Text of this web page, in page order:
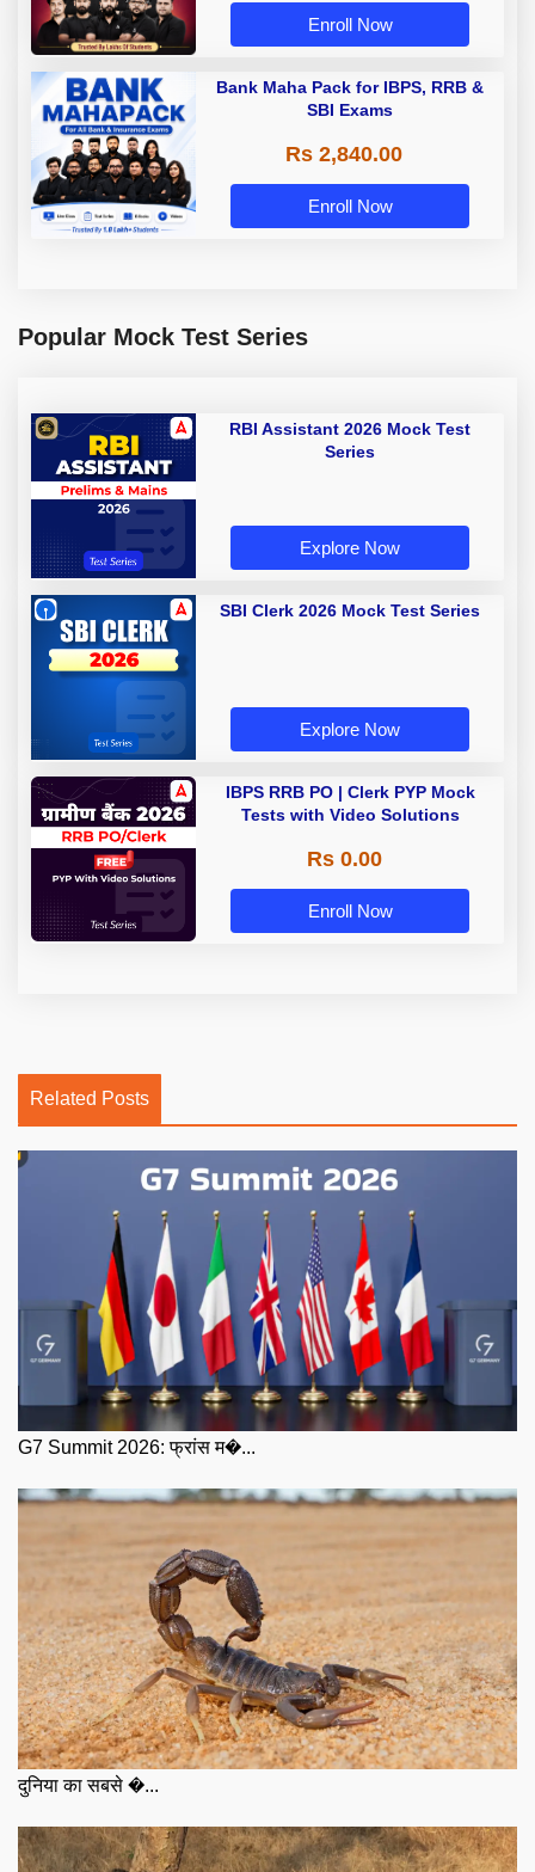
Enroll Now
Bank Maha Pack for IBPS, RRB &
SBI Exams
Rs 2,840.00
Enroll Now
Popular Mock Test Series
RBI Assistant 2026 Mock Test
Series
Explore Now
SBI Clerk 2026 Mock Test Series
Explore Now
IBPS RRB PO | Clerk PYP Mock
Tests with Video Solutions
Rs 0.00
Enroll Now
Related Posts
G7 Summit 2026: फ्रांस म�...
दुनिया का सबसे �...